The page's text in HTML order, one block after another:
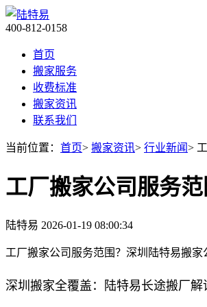
400-812-0158
首页
搬家服务
收费标准
搬家资讯
联系我们
当前位置： 首页> 搬家资讯> 行业新闻>
工厂搬家公司服务
陆特易 2026-01-19 08:00:34
工厂搬家公司服务范围？深圳陆特易搬
深圳搬家全覆盖：陆特易长途搬厂解